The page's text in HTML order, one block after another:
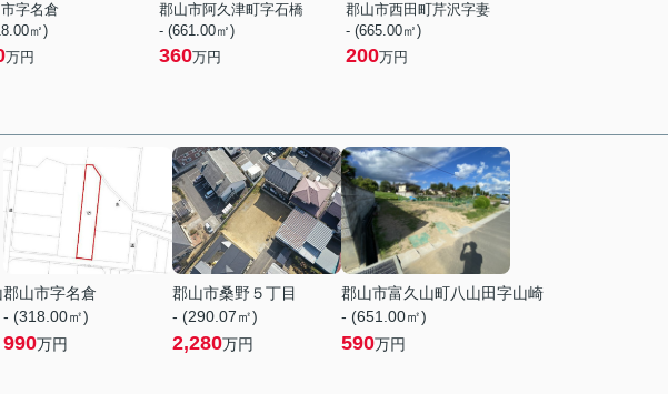
字名倉
㎡)
万円
郡山市阿久津町字石橋
- (661.00㎡)
360万円
郡山市西田町芹沢字妻
- (665.00㎡)
200万円
郡山市字名倉
- (318.00㎡)
990万円
郡山市桑野５丁目
- (290.07㎡)
2,280万円
郡山市富久山町八山田字山崎
- (651.00㎡)
590万円